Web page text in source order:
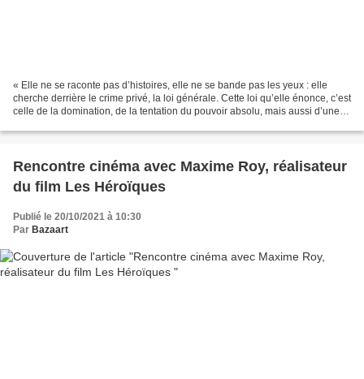
« Elle ne se raconte pas d’histoires, elle ne se bande pas les yeux : elle
cherche derrière le crime privé, la loi générale. Cette loi qu’elle énonce, c’est
celle de la domination, de la tentation du pouvoir absolu, mais aussi d’une «
Rencontre cinéma avec Maxime Roy, réalisateur
du film Les Héroïques
Publié le 20/10/2021 à 10:30
Par Bazaart